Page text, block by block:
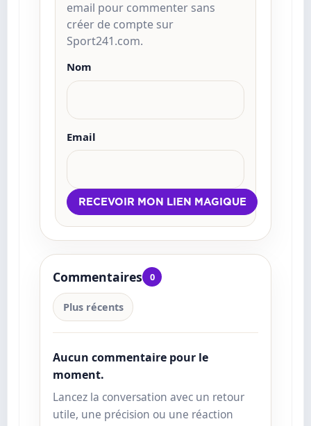
email pour commenter sans
créer de compte sur
Sport241.com.
Nom
Email
Commentaires 0
Plus récents
Aucun commentaire pour le
moment.
Lancez la conversation avec un retour
utile, une précision ou une réaction